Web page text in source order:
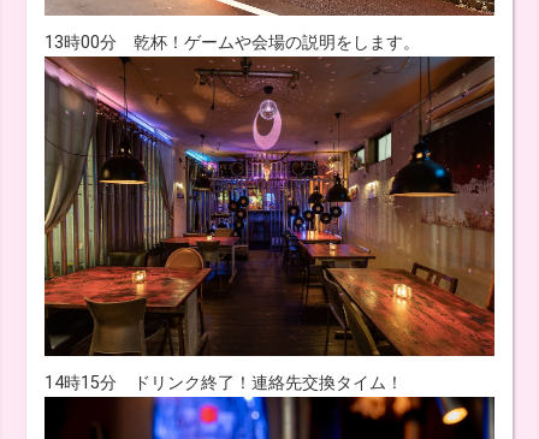
13時00分 乾杯！ゲームや会場の説明をします。
14時15分 ドリンク終了！連絡先交換タイム！